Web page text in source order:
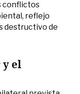
conflictos
reflejo
destructivo de
el